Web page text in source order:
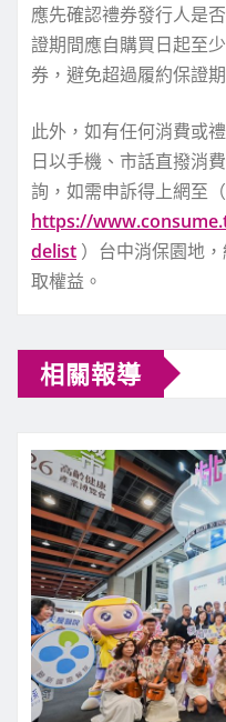
應先確認禮券發行人是
證期間應自購買日起至
券，避免超過履約保證
此外，如有任何消費或
日以手機、市話直撥消
詢，如需申訴得上網至（
https://
delist ）台中消保園地
取權益。
相關報導